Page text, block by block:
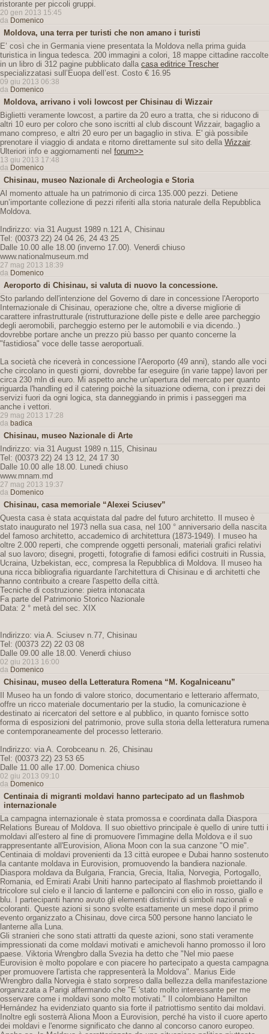
ristorante per piccoli gruppi.
20 gen 2013 15:45
da Domenico
Moldova, una terra per turisti che non amano i turisti
E’ così che in Germania viene presentata la Moldova nella prima guida
turistica in lingua tedesca. 200 immagini a colori, 18 mappe cittadine raccolte
in un libro di 312 pagine pubblicato dalla casa editrice Trescher
specializzatasi sull’Euopa dell’est. Costo € 16.95
09 giu 2013 06:38
da Domenico
Moldova, arrivano i voli lowcost per Chisinau di Wizzair
Biglietti veramente lowcost, a partire da 20 euro a tratta, che si riducono di
altri 10 euro per coloro che sono iscritti al club discount Wizzair, bagaglio a
mano compreso, e altri 20 euro per un bagaglio in stiva. E' già possibile
prenotare il viaggio di andata e ritorno direttamente sul sito della Wizzair.
Ulteriori info e aggiornamenti nel forum>>
13 giu 2013 17:48
da Domenico
Chisinau, museo Nazionale di Archeologia e Storia
Al momento attuale ha un patrimonio di circa 135.000 pezzi. Detiene
un’importante collezione di pezzi riferiti alla storia naturale della Repubblica
Moldova.
Indirizzo: via 31 August 1989 n.121 A, Chisinau
Tel: (00373 22) 24 04 26, 24 43 25
Dalle 10.00 alle 18.00 (inverno 17.00). Venerdi chiuso
www.nationalmuseum.md
27 mag 2013 18:39
da Domenico
Aeroporto di Chisinau, si valuta di nuovo la concessione.
Sto parlando dell'intenzione del Governo di dare in concessione l'Aeroporto
Internazionale di Chisinau, operazione che, oltre a diverse migliorie di
carattere infrastrutturale (ristrutturazione delle piste e delle aree parcheggio
degli aeromobili, parcheggio esterno per le automobili e via dicendo..)
dovrebbe portare anche un prezzo più basso per quanto concerne la
"fastidiosa" voce delle tasse aeroportuali.
La società che riceverà in concessione l'Aeroporto (49 anni), stando alle voci
che circolano in questi giorni, dovrebbe far eseguire (in varie tappe) lavori per
circa 230 mln di euro. Mi aspetto anche un'apertura del mercato per quanto
riguarda l'handling ed il catering poichè la situazione odierna, con i prezzi dei
servizi fuori da ogni logica, sta danneggiando in primis i passeggeri ma
anche i vettori.
29 mag 2013 17:28
da badica
Chisinau, museo Nazionale di Arte
Indirizzo: via 31 August 1989 n.115, Chisinau
Tel: (00373 22) 24 13 12, 24 17 30
Dalle 10.00 alle 18.00. Lunedi chiuso
www.mnam.md
27 mag 2013 19:37
da Domenico
Chisinau, casa memoriale “Alexei Sciusev”
Questa casa è stata acquistata dal padre del futuro architetto. Il museo è
stato inaugurato nel 1973 nella sua casa, nel 100 ° anniversario della nascita
del famoso architetto, accademico di architettura (1873-1949). I museo ha
oltre 2.000 reperti, che comprende oggetti personali, materiali grafici relativi
al suo lavoro; disegni, progetti, fotografie di famosi edifici costruiti in Russia,
Ucraina, Uzbekistan, ecc, compresa la Repubblica di Moldova. Il museo ha
una ricca bibliografia riguardante l'architettura di Chisinau e di architetti che
hanno contribuito a creare l'aspetto della città.
Tecniche di costruzione: pietra intonacata
Fa parte del Patrimonio Storico Nazionale
Data: 2 ° metà del sec. XIX
Indirizzo: via A. Sciusev n.77, Chisinau
Tel: (00373 22) 22 03 08
Dalle 09.00 alle 18.00. Venerdi chiuso
02 giu 2013 16:00
da Domenico
Chisinau, museo della Letteratura Romena “M. Kogalniceanu”
Il Museo ha un fondo di valore storico, documentario e letterario affermato,
offre un ricco materiale documentario per la studio, la comunicazione è
destinato ai ricercatori del settore e al pubblico, in quanto fornisce sotto
forma di esposizioni del patrimonio, prove sulla storia della letteratura rumena
e contemporaneamente del processo letterario.
Indirizzo: via A. Corobceanu n. 26, Chisinau
Tel: (00373 22) 23 53 65
Dalle 11.00 alle 17.00. Domenica chiuso
02 giu 2013 09:10
da Domenico
Centinaia di migranti moldavi hanno partecipato ad un flashmob
internazionale
La campagna internazionale è stata promossa e coordinata dalla Diaspora
Relations Bureau of Moldova. Il suo obiettivo principale è quello di unire tutti i
moldavi all'estero al fine di promuovere l'immagine della Moldova e il suo
rappresentante all'Eurovision, Aliona Moon con la sua canzone "O mie".
Centinaia di moldavi provenienti da 13 città europee e Dubai hanno sostenuto
la cantante moldava in Eurovision, promuovendo la bandiera nazionale.
Diaspora moldava da Bulgaria, Francia, Grecia, Italia, Norvegia, Portogallo,
Romania, ed Emirati Arabi Uniti hanno partecipato al flashmob proiettando il
tricolore sul cielo e il lancio di lanterne e palloncini con elio in rosso, giallo e
blu. I partecipanti hanno avuto gli elementi distintivi di simboli nazionali e
coloranti. Queste azioni si sono svolte esattamente un mese dopo il primo
evento organizzato a Chisinau, dove circa 500 persone hanno lanciato le
lanterne alla Luna.
Gli stranieri che sono stati attratti da queste azioni, sono stati veramente
impressionati da come moldavi motivati ​​e amichevoli hanno promosso il loro
paese. Viktoria Wrengbro dalla Svezia ha detto che "Nel mio paese
Eurovision è molto popolare e con piacere ho partecipato a questa campagna
per promuovere l'artista che rappresenterà la Moldova". Marius Eide
Wrengbro dalla Norvegia è stato sorpreso dalla bellezza della manifestazione
organizzata a Parigi affermando che "E 'stato molto interessante per me
osservare come i moldavi sono molto motivati." Il colombiano Hamilton
Hernández ha evidenziato quanto sia forte il patriottismo sentito dai moldavi.
Inoltre egli sosterrà Aliona Moon a Eurovision, perché ha visto il cuore aperto
dei moldavi e l'enorme significato che danno al concorso canoro europeo.